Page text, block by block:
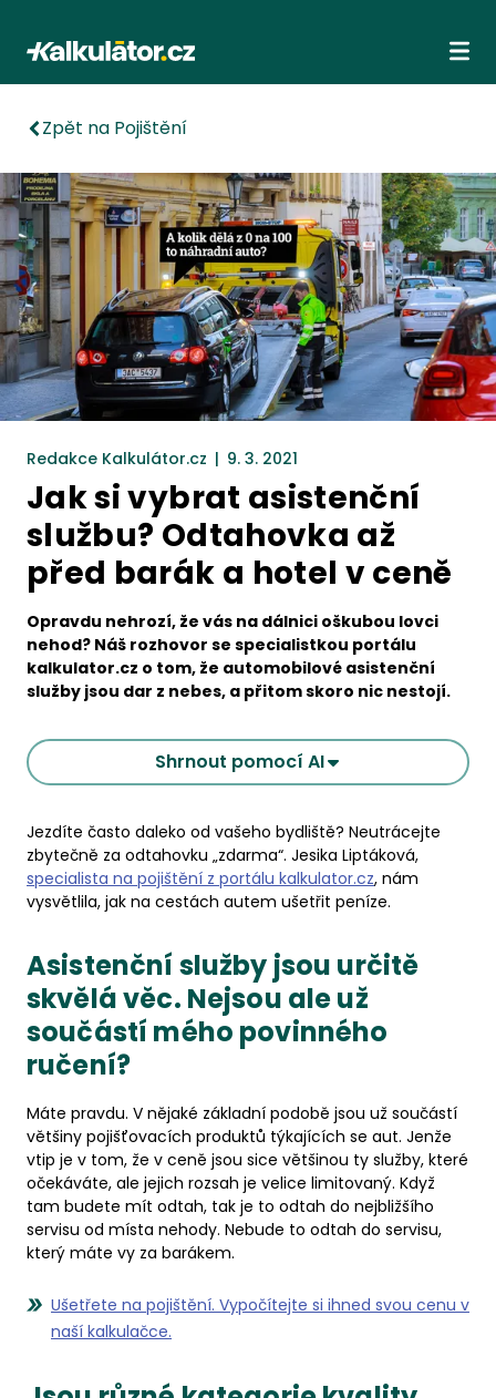
Kalkulátor.cz
Zpět na Pojištění
Redakce Kalkulátor.cz | 9. 3. 2021
Jak si vybrat asistenční
službu? Odtahovka až
před barák a hotel v ceně
Opravdu nehrozí, že vás na dálnici oškubou lovci
nehod? Náš rozhovor se specialistkou portálu
kalkulator.cz o tom, že automobilové asistenční
služby jsou dar z nebes, a přitom skoro nic nestojí.
Shrnout pomocí AI
Jezdíte často daleko od vašeho bydliště? Neutrácejte
zbytečně za odtahovku „zdarma“. Jesika Liptáková,
specialista na pojištění z portálu kalkulator.cz, nám
vysvětlila, jak na cestách autem ušetřit peníze.
Asistenční služby jsou určitě
skvělá věc. Nejsou ale už
součástí mého povinného
ručení?
Máte pravdu. V nějaké základní podobě jsou už součástí
většiny pojišťovacích produktů týkajících se aut. Jenže
vtip je v tom, že v ceně jsou sice většinou ty služby, které
očekáváte, ale jejich rozsah je velice limitovaný. Když
tam budete mít odtah, tak je to odtah do nejbližšího
servisu od místa nehody. Nebude to odtah do servisu,
který máte vy za barákem.
Ušetřete na pojištění. Vypočítejte si ihned svou cenu v
naší kalkulačce.